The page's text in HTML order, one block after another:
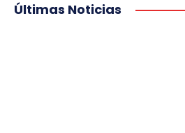
Últimas Noticias